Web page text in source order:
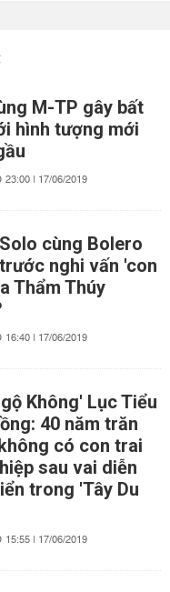
M-TP gây bất
hình tượng mới
23:00 | 17/06/2019
cùng Bolero
nghi vấn 'con
Thẩm Thúy
16:40 | 17/06/2019
Không' Lục Tiểu
40 năm trăn
có con trai
sau vai diễn
trong 'Tây Du
15:55 | 17/06/2019